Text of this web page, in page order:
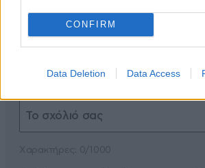
CONFIRM
Data Deletion Data Access